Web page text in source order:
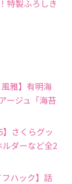
特製ふろしき
雅】有明海
ージュ「海苔
さくらグッ
ダーなど全2
ハック】話